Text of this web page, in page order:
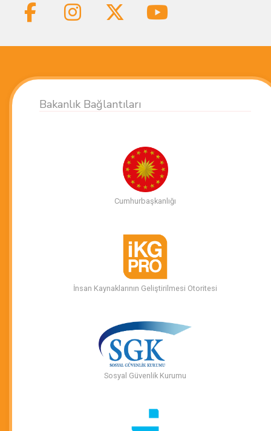
Bakanlık Bağlantıları
Cumhurbaşkanlığı
İnsan Kaynaklarının Geliştirilmesi Otoritesi
Sosyal Güvenlik Kurumu